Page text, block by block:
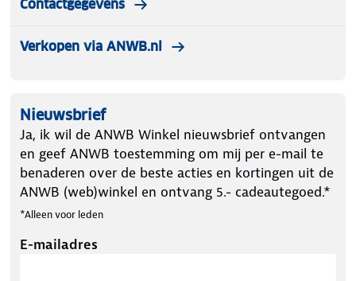
Contactgegevens
Verkopen via ANWB.nl
Nieuwsbrief
Ja, ik wil de ANWB Winkel nieuwsbrief ontvangen
en geef ANWB toestemming om mij per e-mail te
benaderen over de beste acties en kortingen uit de
ANWB (web)winkel en ontvang 5.- cadeautegoed.*
*Alleen voor leden
E-mailadres